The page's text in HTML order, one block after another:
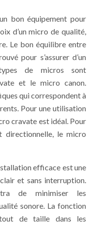
bon équipement pour
d’un micro de qualité,
Le bon équilibre entre
pour s’assurer d’un
de micros sont
et le micro canon.
qui correspondent à
Pour une utilisation
cravate est idéal. Pour
directionnelle, le micro
efficace est une
et sans interruption.
de minimiser les
sonore. La fonction
de taille dans les